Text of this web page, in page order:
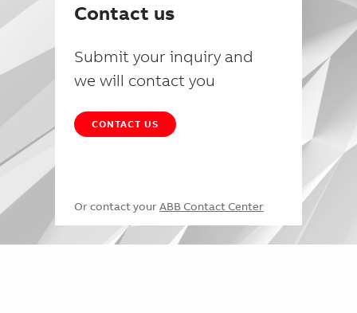
Contact us
Submit your inquiry and
we will contact you
CONTACT US
Or contact your ABB Contact Center